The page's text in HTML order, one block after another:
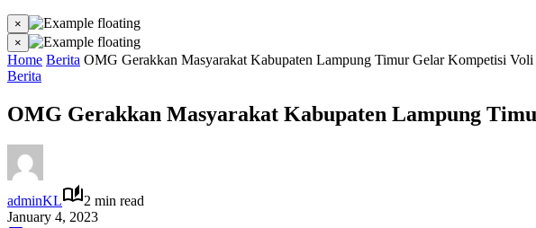
×
×
Home Berita OMG Gerakkan Masyarakat Kabupaten Lampung Timur Gelar Kompetisi Voli
Berita
OMG Gerakkan Masyarakat Kabupaten Lampung
adminKL
2 min read
January 4, 2023